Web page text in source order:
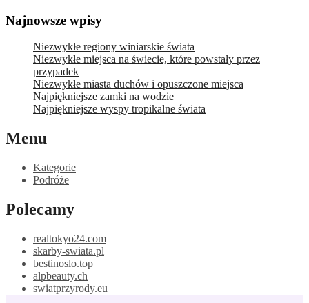
Skip
content
Najnowsze wpisy
Niezwykłe regiony winiarskie świata
Niezwykłe miejsca na świecie, które powstały przez
przypadek
Niezwykłe miasta duchów i opuszczone miejsca
Najpiękniejsze zamki na wodzie
Najpiękniejsze wyspy tropikalne świata
Menu
Kategorie
Podróże
Polecamy
realtokyo24.com
skarby-swiata.pl
bestinoslo.top
alpbeauty.ch
swiatprzyrody.eu